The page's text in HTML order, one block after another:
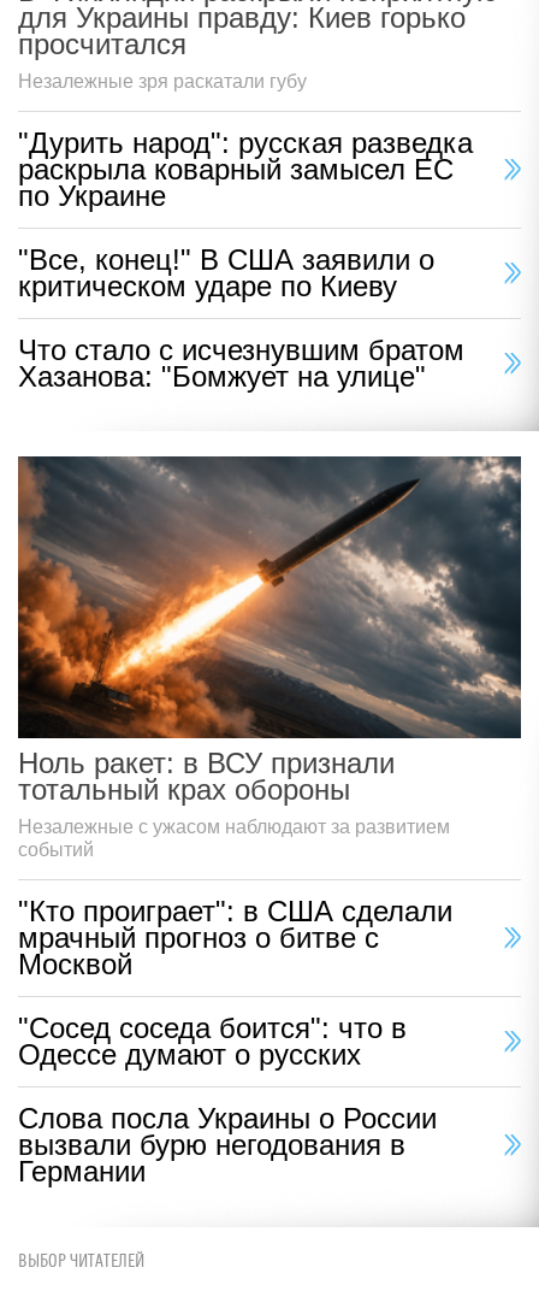
для Украины правду: Киев горько
просчитался
Незалежные зря раскатали губу
"Дурить народ": русская разведка
раскрыла коварный замысел ЕС
по Украине
"Все, конец!" В США заявили о
критическом ударе по Киеву
Что стало с исчезнувшим братом
Хазанова: "Бомжует на улице"
Ноль ракет: в ВСУ признали
тотальный крах обороны
Незалежные с ужасом наблюдают за развитием
событий
"Кто проиграет": в США сделали
мрачный прогноз о битве с
Москвой
"Сосед соседа боится": что в
Одессе думают о русских
Слова посла Украины о России
вызвали бурю негодования в
Германии
ВЫБОР ЧИТАТЕЛЕЙ